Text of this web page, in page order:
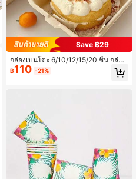
Save ฿29
กล่องเบนโตะ 6/10/12/15/20 ชิ้น กล่อง
เค้ก กล่องเบอร์เกอร์ กล่องแยกขายเค้กแ
ละขนม กล่องบรรจุอาหารฝรั่งสำหรับแค
฿110 -21%